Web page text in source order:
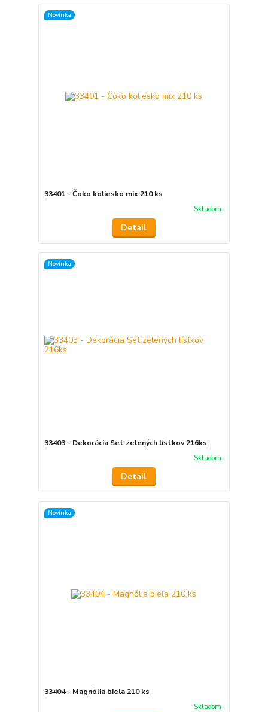
Novinka
33401 - Čoko koliesko mix 210 ks
Skladom
Detail
Novinka
33403 - Dekorácia Set zelených lístkov 216ks
Skladom
Detail
Novinka
33404 - Magnólia biela 210 ks
Skladom